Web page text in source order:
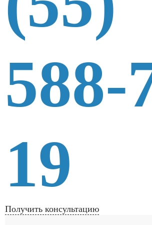
588-
19
Получить консультацию